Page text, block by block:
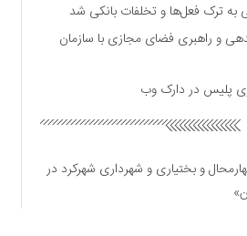
به ترک فعل‌ها و تخلفات بانکی شد
و راهبری فضای مجازی با سازمان
و بختیاری و شهرداری شهرکرد در